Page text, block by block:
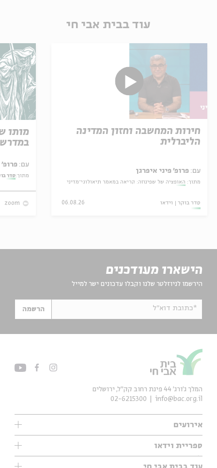
עוד בבית אבי חי
חירות המחשבה וחזון המדינה
הליברלית
עם: פרופ' פיני איפרגן
מתוך: האופציה של שפינוזה: קריאה במאמר תיאולוגי־מדיני
סדר בוקר וידאו 06.08.26
מותו
עם: פרופ' אביגדור שנאן
מתוך:סדר
zoom
הישארו מעודכנים
הירשמו לניוזלטר שלנו וקבלו עדכונים ישר למייל
*כתובת דוא"ל הרשמה
אירועים
אנגלית
ספריית וידאו
המלך ג'ורג' 44 פינת רחוב קק״ל, ירושלים
info@bac.org.il
02-6215300